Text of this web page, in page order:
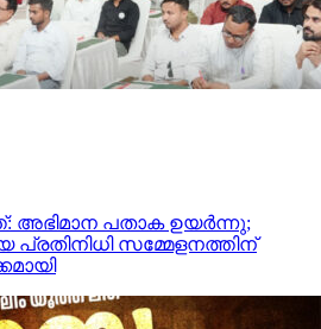
അഭിമാന പതാക ഉയര്‍ന്നു;
പ്രതിനിധി സമ്മേളനത്തിന്